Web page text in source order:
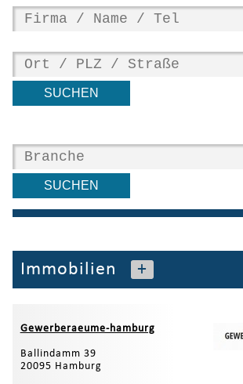
Immobilien +
Gewerberaeume-hamburg
Ballindamm 39
20095 Hamburg